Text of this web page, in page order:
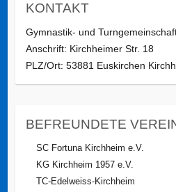
KONTAKT
Gymnastik- und
Anschrift: Kirchheimer Str. 18
PLZ/Ort: 53881 Euskirchen
BEFREUNDETE
SC Fortuna Kirchheim e.V.
KG Kirchheim 1957 e.V.
TC-Edelweiss-Kirchheim